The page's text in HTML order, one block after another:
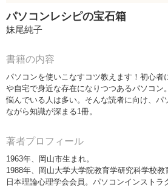
パソコンレシピの宝石箱
妹尾純子
書籍の内容
パソコンを使いこなすコツ教えます！初心
や自宅で身近な存在になりつつあるパソコ
悩んでいる人は多い。そんな読者に向け、
ながら知識が深まる1冊。
著者プロフィール
1963年、岡山市生まれ。
1988年、岡山大学大学院教育学研究科学校教
日本理論心理学会会員。パソコンインスト